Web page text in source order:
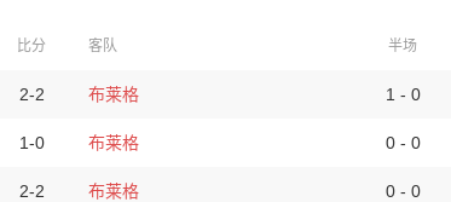
比分 客队 半场
2-2 布莱格 1 - 0
1-0 布莱格 0 - 0
2-2 布莱格 0 - 0